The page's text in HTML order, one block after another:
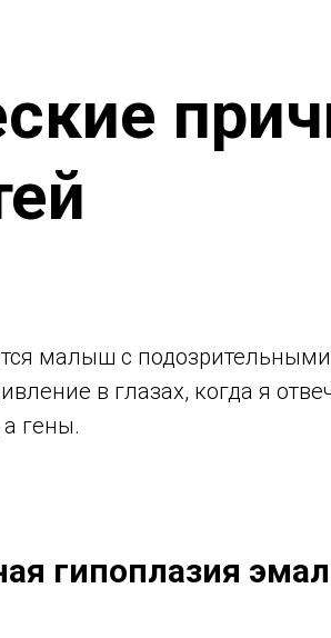
малыш с
в глазах, когда я
гены.
гипоплазия